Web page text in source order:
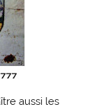
aussi les